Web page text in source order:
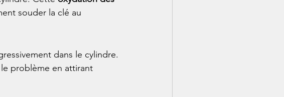
souder la clé au
dans le cylindre.
problème en attirant